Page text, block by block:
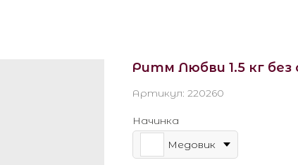
Ритм Любви 1.5 кг
Артикул: 220260
Начинка
Медовик